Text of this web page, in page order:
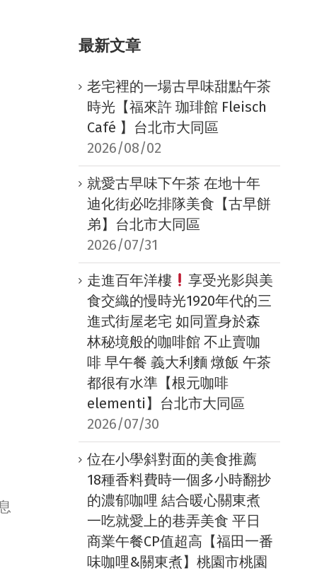
最新文章
老宅裡的一場古早味甜點午茶
時光【福來許 珈琲館 Fleisch
Café 】台北市大同區
2026/08/02
就愛古早味下午茶 在地十年
迪化街必吃排隊美食【古早餅
弟】台北市大同區
2026/07/31
走進百年洋樓
享受光影與美
食交織的慢時光1920年代的三
進式街屋老宅 如同置身於森
林秘境般的咖啡館 不止賣咖
啡 早午餐 義大利麵 燉飯 午茶
都很有水準【根元咖啡
elementi】台北市大同區
2026/07/30
位在小學斜對面的美食推薦
18種香料費時一個多小時翻抄
的濃郁咖哩 結合暖心關東煮
一吃就愛上的巷弄美食 平日
商業午餐CP值超高【福田一番
味咖哩&關東煮】桃園市桃園